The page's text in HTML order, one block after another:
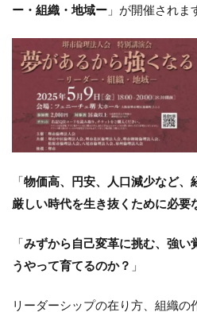
ー・組織・地域ー 」が開催されま
「物価高、円安、人口減少など、
厳しい時代を生き抜くために必要
「みずから自己変革に挑む、強い
うやって育てるのか？ 」
リーダーシップの在り方、組織の